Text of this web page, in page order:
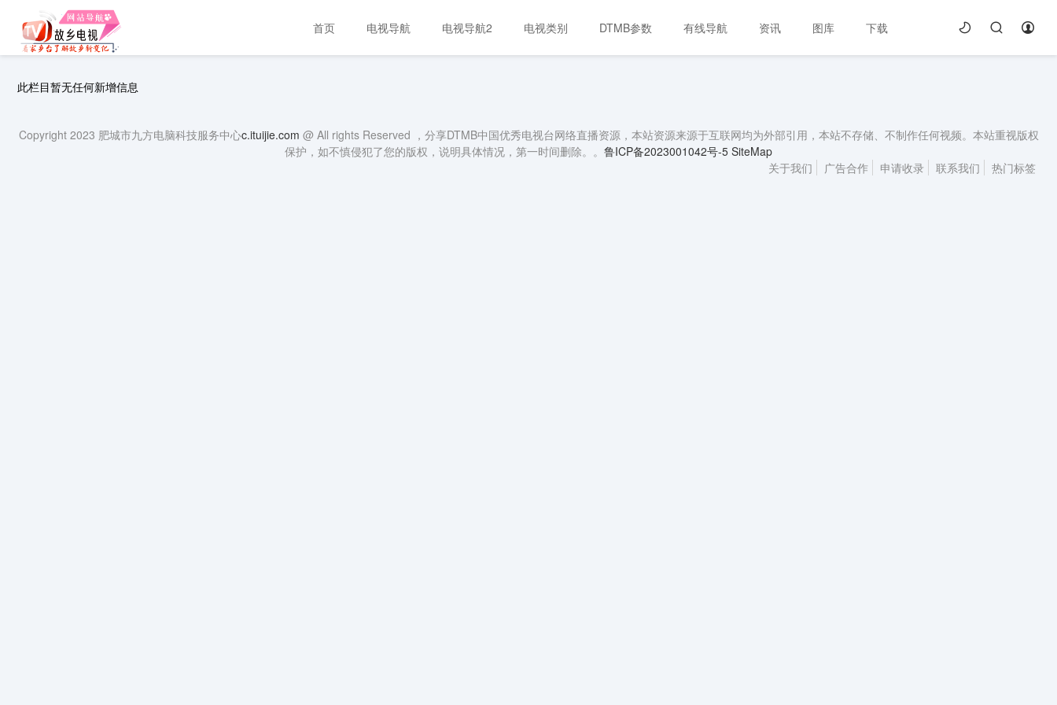
首页 电视导航 电视导航2 电视类别 DTMB参数 有线导航 资讯 图库 下载
此栏目暂无任何新增信息
Copyright 2023 肥城市九方电脑科技服务中心c.ituijie.com @ All rights Reserved ，分享DTMB中国优秀电视台网络直播资源，本站资源来源于互联网均为外部引用，本站不存储、不制作任何视频。本站重视版权
保护，如不慎侵犯了您的版权，说明具体情况，第一时间删除。。 鲁ICP备2023001042号-5 SiteMap
关于我们
广告合作 申请收录 联系我们 热门标签